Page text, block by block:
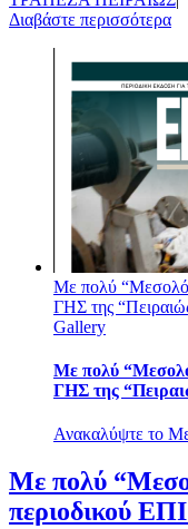
Διαβάστε περισσότερα
Με πολύ
ΓΗΣ της
Gallery
Με πολύ
ΓΗΣ της
Ανακαλύψτε το
Με πολύ
περιοδικού